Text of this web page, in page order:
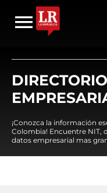
¡Conozca la información
Colombia! Encuentre NIT,
datos empresarial mas